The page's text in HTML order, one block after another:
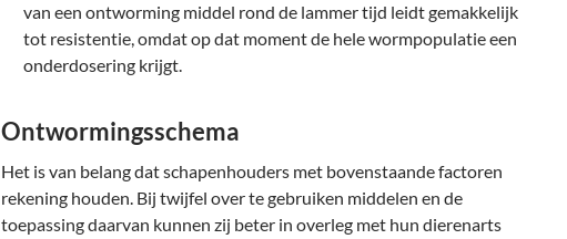
van een ontworming middel rond de lammer tijd leidt gemakkelijk
tot resistentie, omdat op dat moment de hele wormpopulatie een
onderdosering krijgt.
Ontwormingsschema
Het is van belang dat schapenhouders met bovenstaande factoren
rekening houden. Bij twijfel over te gebruiken middelen en de
toepassing daarvan kunnen zij beter in overleg met hun dierenarts